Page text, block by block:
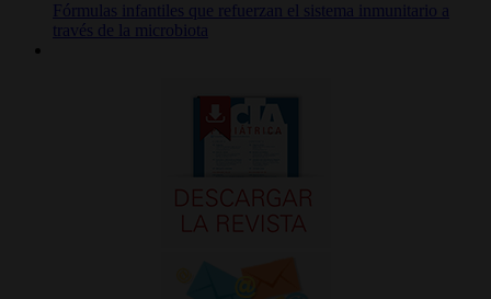
Fórmulas infantiles que refuerzan el sistema inmunitario a
través de la microbiota